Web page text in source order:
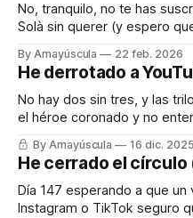
No, tranquilo, no te has
Solà sin querer (y espero
para engañar a mi cerebro,
todos los días empujándolo
By Amayúscula 22 feb. 2026
He derrotado a
No hay dos sin tres, y las
el héroe coronado y no enterrado. Los dos
fueron sobre la batalla
YouTube, que injustamente
con ello, varias decenas de
conmigo (incluido uno
By Amayúscula 16 dic. 2025
He cerrado el círculo
Día 147 esperando a que un vídeo de
Instagram o TikTok seguro